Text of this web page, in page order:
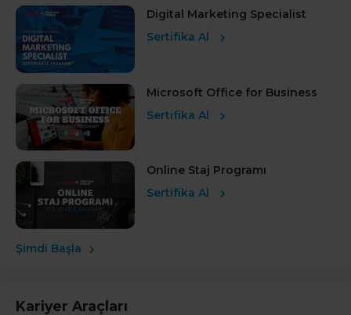
Digital Marketing Specialist
Sertifika Al
Microsoft Office for Business
Sertifika Al
Online Staj Programı
Sertifika Al
Şimdi Başla
Kariyer Araçları